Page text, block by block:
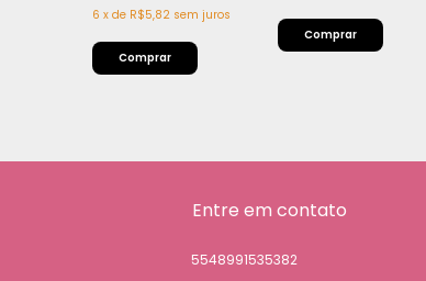
6 x de R$5,82 sem juros
Entre em contato
5548991535382